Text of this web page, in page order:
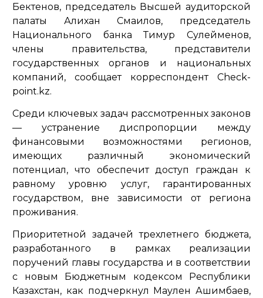
Бектенов, председатель Высшей аудиторской
палаты Алихан Смаилов, председатель
Национального банка Тимур Сулейменов,
члены правительства, представители
государственных органов и национальных
компаний, сообщает корреспондент Check-
point.kz.
Среди ключевых задач рассмотренных законов
— устранение диспропорции между
финансовыми возможностями регионов,
имеющих различный экономический
потенциал, что обеспечит доступ граждан к
равному уровню услуг, гарантированных
государством, вне зависимости от региона
проживания.
Приоритетной задачей трехлетнего бюджета,
разработанного в рамках реализации
поручений главы государства и в соответствии
с новым Бюджетным кодексом Республики
Казахстан, как подчеркнул Маулен Ашимбаев,